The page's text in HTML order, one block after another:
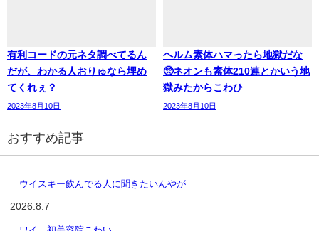
有利コードの元ネタ調べてるん
だが、わかる人おりゅなら埋め
てくれぇ？
2023年8月10日
ヘルム素体ハマったら地獄だな
🥺ネオンも素体210連とかいう地
獄みたからこわひ
2023年8月10日
おすすめ記事
ウイスキー飲んでる人に聞きたいんやが
2026.8.7